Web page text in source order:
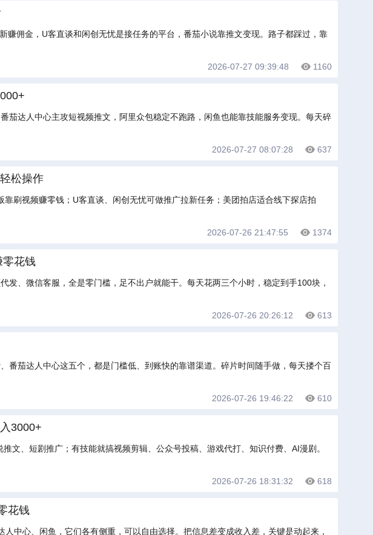
佣金，U客直谈和闲创无忧是接任务的平台，番茄小说靠推文变现。路子都踩过，靠
2026-07-27 09:39:48 1160
茄达人中心主攻短视频推文，阿里众包稳定不跑路，闲鱼也能靠技能服务变现。每天碎
2026-07-27 08:07:28 637
松操作
刷视频赚零钱；U客直谈、闲创无忧可做推广拉新任务；美团拍店适合线下探店拍
2026-07-26 21:47:55 1374
零花钱
、微信客服，全是零门槛，足不出户就能干。每天花两三个小时，稳定到手100块，
2026-07-26 20:26:12 613
番茄达人中心这五个，都是门槛低、到账快的靠谱渠道。碎片时间随手做，每天搂个百
2026-07-26 19:46:22 610
3000+
文、短剧推广；有技能就搞视频剪辑、公众号投稿、游戏代打、知识付费、AI漫剧。
2026-07-26 18:31:32 618
花钱
中心、闲鱼，它们各有侧重，可以自由选择。把信息差变成收入差，关键是动起来，